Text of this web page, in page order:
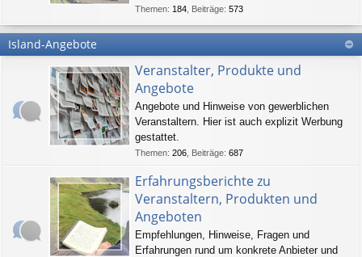
Themen: 184 Beiträge: 573
Island-Angebote
Veranstalter, Produkte und
Angebote
Angebote und Hinweise von gewerblichen
Veranstaltern. Hier ist auch explizit Werbung
gestattet.
Themen: 206 Beiträge: 687
Erfahrungsberichte zu
Veranstaltern, Produkten und
Angeboten
Empfehlungen, Hinweise, Fragen und
Erfahrungen rund um konkrete Anbieter und